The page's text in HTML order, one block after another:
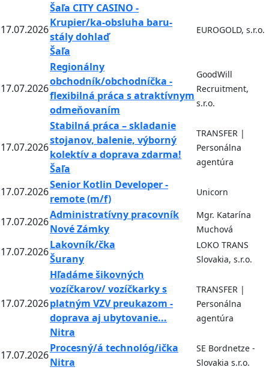
17.07.2026
Šaľa CITY CASINO -
Krupier/ka-obsluha baru-
stály dohlaď
Šaľa
EUROGOLD, s.r.o.
17.07.2026
Regionálny
obchodník/obchodníčka -
flexibilná práca s atraktívnym
odmeňovaním
GoodWill
Recruitment,
s.r.o.
17.07.2026
Stabilná práca – skladanie
stojanov, balenie, výborný
kolektív a doprava zdarma!
Šaľa
TRANSFER |
Personálna
agentúra
17.07.2026
Senior Kotlin Developer -
remote (m/f)
Unicorn
17.07.2026
Administratívny pracovník
Nové Zámky
Mgr. Katarína
Muchová
17.07.2026
Lakovník/čka
Šurany
LOKO TRANS
Slovakia, s.r.o.
17.07.2026
Hľadáme šikovných
vozíčkarov/ vozíčkarky s
platným VZV preukazom -
doprava aj ubytovanie...
Nitra
TRANSFER |
Personálna
agentúra
17.07.2026
Procesný/á technológ/ička
Nitra
SE Bordnetze -
Slovakia s.r.o.